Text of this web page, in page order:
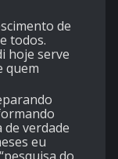
de
todos.
hoje serve
quem
verdade
eu